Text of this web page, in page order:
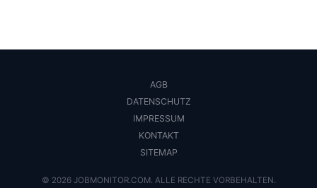
AGB
DATENSCHUTZ
IMPRESSUM
KONTAKT
SITEMAP
© 2026 JOBMONITOR.COM. ALLE RECHTE VORBEHALTEN.